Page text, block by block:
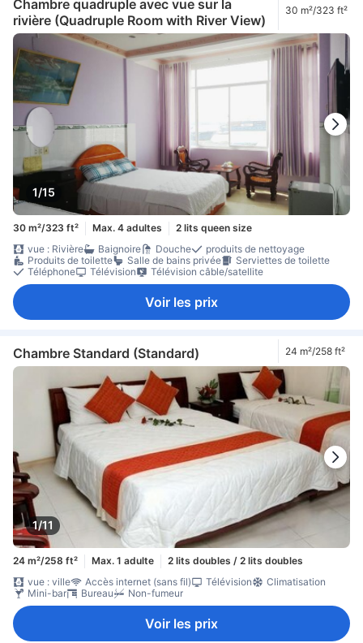
Chambre quadruple avec vue sur la
rivière (Quadruple Room with River View)
30 m²/323 ft²
1/15
30 m²/323 ft² Max. 4 adultes
2 lits queen size
vue : Rivière
Baignoire Douche
produits de nettoyage
Produits de toilette
Salle de bains privée
Serviettes de toilette
Téléphone
Télévision Télévision câble/satellite
Voir les prix
Chambre Standard (Standard) 24 m²/258 ft²
1/11
24 m²/258 ft² Max. 1 adulte
2 lits doubles / 2 lits doubles
vue : ville
Accès internet (sans fil) Télévision
Climatisation
Mini-bar
Bureau Non-fumeur
Voir les prix